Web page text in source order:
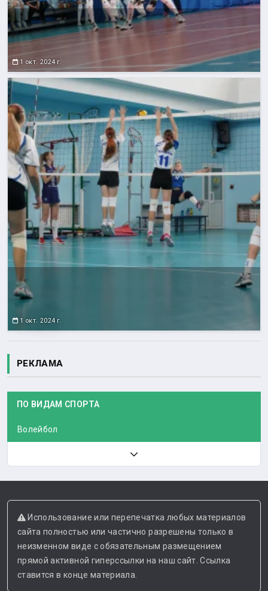
1 окт. 2024 г.
1 окт. 2024 г.
РЕКЛАМА
ПО ВИДАМ СПОРТА
Волейбол
Использование или перепечатка любых материалов
сайта полностью или частично разрешены только в
неизменном виде с обязательным размещением
прямой активной гиперссылки на наш сайт. Ссылка
ставится в конце материала.